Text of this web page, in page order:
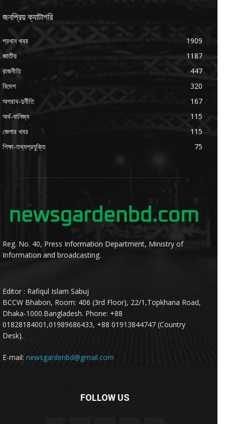
জনপ্রিয় ক্যাটাগরি
প্রধান খবর
1909
জাতীয়
1187
রাজনীতি
447
বিদেশ
320
অপরাধ-দুর্নীতি
167
অর্থ-বানিজ্য
115
জেলার খবর
115
শিক্ষা-তথ্যপ্রযুক্তি
75
Reg. No. 40, Press Information Department, Ministry of
Information and broadcasting.
Editor : Rafiqul Islam Sabuj
BCCW Bhabon, Room: 406 (3rd Floor), 22/1,Topkhana Road,
Dhaka-1000.Bangladesh. Phone: +88
01828184001,01989686433, +88 01913844747 (Country
Desk).
E-mail: newsgardenbd@gmail.com
FOLLOW US